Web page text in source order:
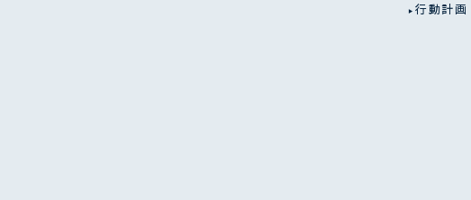
行動計画